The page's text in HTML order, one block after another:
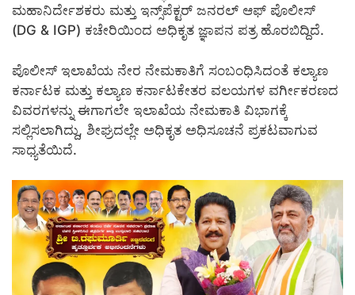
ಮಹಾನಿರ್ದೇಶಕರು ಮತ್ತು ಇನ್ಸ್‌ಪೆಕ್ಟರ್ ಜನರಲ್ ಆಫ್ ಪೊಲೀಸ್
(DG & IGP) ಕಚೇರಿಯಿಂದ ಅಧಿಕೃತ ಜ್ಞಾಪನ ಪತ್ರ ಹೊರಬಿದ್ದಿದೆ.
ಪೊಲೀಸ್ ಇಲಾಖೆಯ ನೇರ ನೇಮಕಾತಿಗೆ ಸಂಬಂಧಿಸಿದಂತೆ ಕಲ್ಯಾಣ
ಕರ್ನಾಟಕ ಮತ್ತು ಕಲ್ಯಾಣ ಕರ್ನಾಟಕೇತರ ವಲಯಗಳ ವರ್ಗೀಕರಣದ
ವಿವರಗಳನ್ನು ಈಗಾಗಲೇ ಇಲಾಖೆಯ ನೇಮಕಾತಿ ವಿಭಾಗಕ್ಕೆ
ಸಲ್ಲಿಸಲಾಗಿದ್ದು, ಶೀಘ್ರದಲ್ಲೇ ಅಧಿಕೃತ ಅಧಿಸೂಚನೆ ಪ್ರಕಟವಾಗುವ
ಸಾಧ್ಯತೆಯಿದೆ.